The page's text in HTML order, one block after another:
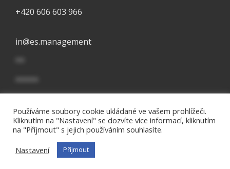
+420 606 603 966
in@es.management
2024 © essential college, s.r.o. Všechna práva vyhrazena.
Používáme soubory cookie ukládané ve vašem prohlížeči.
Kliknutím na "Nastavení" se dozvíte více informací, kliknutím
na "Příjmout" s jejich používáním souhlasíte.
Nastavení
Příjmout